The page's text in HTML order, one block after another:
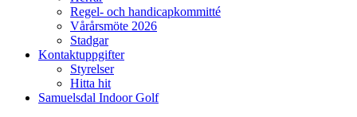
Regel- och handicapkommitté
Vårårsmöte 2026
Stadgar
Kontaktuppgifter
Styrelser
Hitta hit
Samuelsdal Indoor Golf